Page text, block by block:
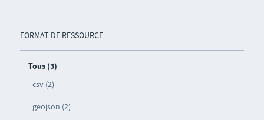
FORMAT DE RESSOURCE
Tous (3)
csv (2)
geojson (2)